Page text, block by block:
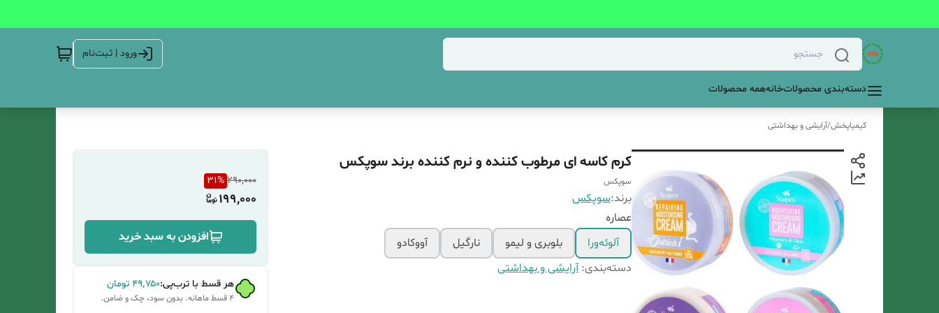
ورود | ثبت‌نام
دسته‌بندی محصولاتخانههمه محصولات
کیمیاپخش/آرایشی و بهداشتی
کرم کاسه ای مرطوب کننده و نرم کننده برند سوپکس
سوپکس
برند:سوپکس
عصاره
آلوئه‌ورا
بلوبری و لیمو نارگیل
آووکادو
دسته‌بندی:آرایشی و بهداشتی
290,000
31%
199,000
افزودن به سبد خرید
هر قسط با ترب‌پی:۴۹٬۷۵۰ تومان
۴ قسط ماهانه. بدون سود، چک و ضامن.